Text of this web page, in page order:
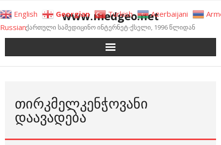
to
content
www.medgeo.net
ქართული სამედიცინო ინტერნეტ-ქსელი, 1996 წლიდან
ᲗᲘᲠᲙᲛᲔᲚᲙᲔᲜᲭᲝᲕᲐᲜᲘ
ᲓᲐᲐᲕᲐᲓᲔᲑᲐ
English Georgian Turkish Azerbaijani
Russian